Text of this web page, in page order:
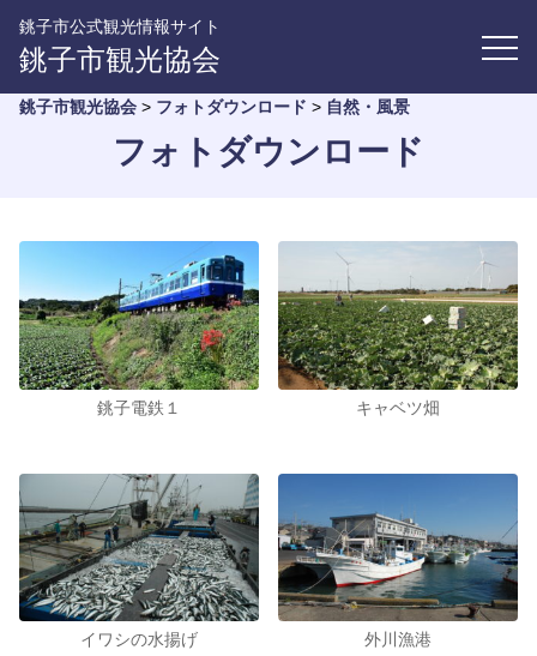
銚子市公式観光情報サイト
銚子市観光協会
銚子市観光協会 > フォトダウンロード > 自然・風景
フォトダウンロード
銚子電鉄１ キャベツ畑
イワシの水揚げ 外川漁港